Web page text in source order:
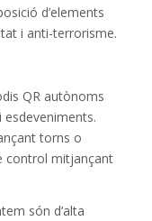
d’elements
i anti-terrorisme.
QR autònoms
torns o
control mitjançant
són d’alta